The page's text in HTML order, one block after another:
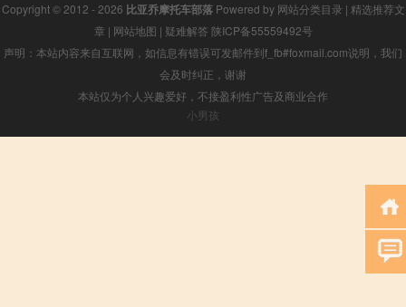
Copyright © 2012 - 2026 比亚乔摩托车部落Powered by 网站分类目录 | 精选推荐文
章 | 网站地图 | 疑难解答 陕ICP备55559492号
声明：本站内容来自互联网，如信息有错误可发邮件到f_fb#foxmail.com说明，我们
会及时纠正，谢谢
本站仅为个人兴趣爱好，不接盈利性广告及商业合作
小男孩